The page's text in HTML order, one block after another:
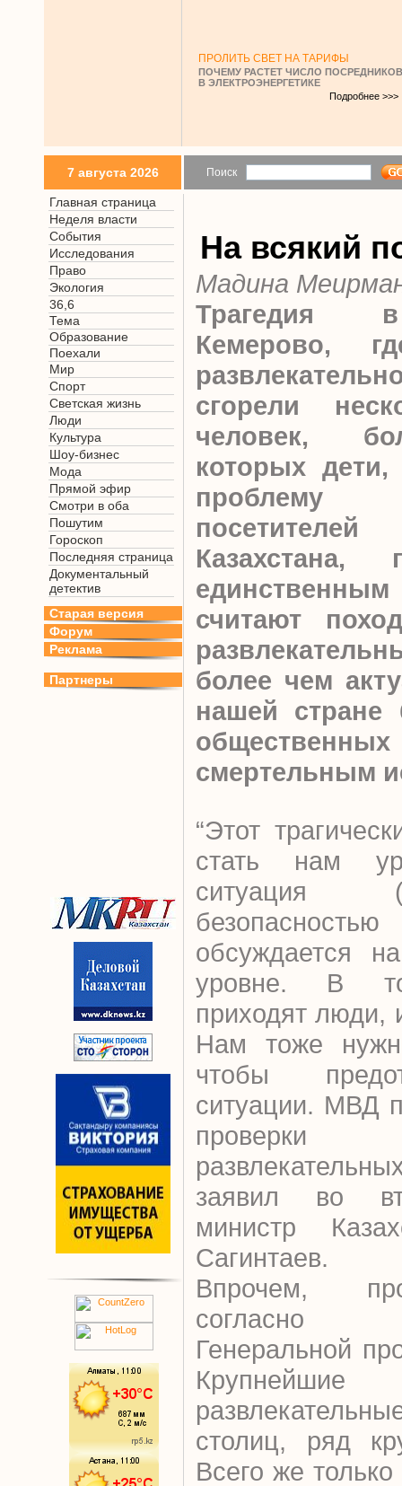
ПРОЛИТЬ СВЕТ НА ТАРИФЫ
ПОЧЕМУ РАСТЕТ ЧИСЛО ПОСРЕДНИКОВ
В ЭЛЕКТРОЭНЕРГЕТИКЕ
Подробнее >>>
7 августа 2026 Поиск
Главная страница
Неделя власти
События
Исследования
Право
Экология
36,6
Тема
Образование
Поехали
Мир
Спорт
Светская жизнь
Люди
Культура
Шоу-бизнес
Мода
Прямой эфир
Смотри в оба
Пошутим
Гороскоп
Последняя страница
Документальный
детектив
Старая версия
Форум
Реклама
Партнеры
На всякий
Мадина
Трагедия
Кемерово,
сгорели
человек,
которых
проблему
Казахстана,
считают
более чем
нашей
смертельным
“Этот
стать нам
ситуация
обсуждается
уровне. В
приходят люди,
Нам тоже
чтобы
ситуации. МВД
проверки
заявил во
министр
Сагинтаев.
Впрочем,
согласно
Генеральной
столиц, ряд
Всего же